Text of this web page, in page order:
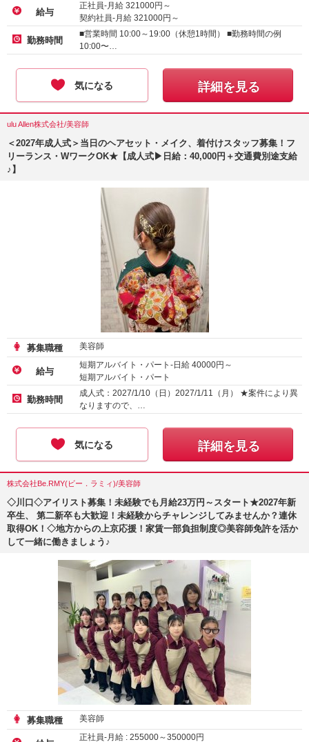
給与
正社員-月給 321000円～
契約社員-月給 321000円～
アルバイト・パート-時給 : 1500 ～2000 円
勤務時間
■営業時間 10:00～19:00（休憩1時間） ■勤務時間の例
10:00〜…
気になる 詳細を見る
ulu Allen株式会社/美容師
＜2027年成人式＞当日のヘアセット・メイク、着付けスタッフ募集！フ
リーランス・WワークOK★【成人式▶日給：40,000円＋交通費別途支給
♪】
募集職種 美容師
給与
短期アルバイト・パート-日給 40000円～
短期アルバイト・パート
勤務時間
成人式：2027/1/10（日）2027/1/11（月） ★案件により異
なりますので、…
気になる 詳細を見る
株式会社Be.RMY(ビー．ラミィ)/美容師
◇川口◇アイリスト募集！未経験でも月給23万円～スタート★2027年新
卒生、 第二新卒も大歓迎！未経験からチャレンジしてみませんか？連休
取得OK！◇地方からの上京応援！家賃一部負担制度◎美容師免許を活か
して一緒に働きましょう♪
募集職種 美容師
正社員-月給 : 255000～350000円